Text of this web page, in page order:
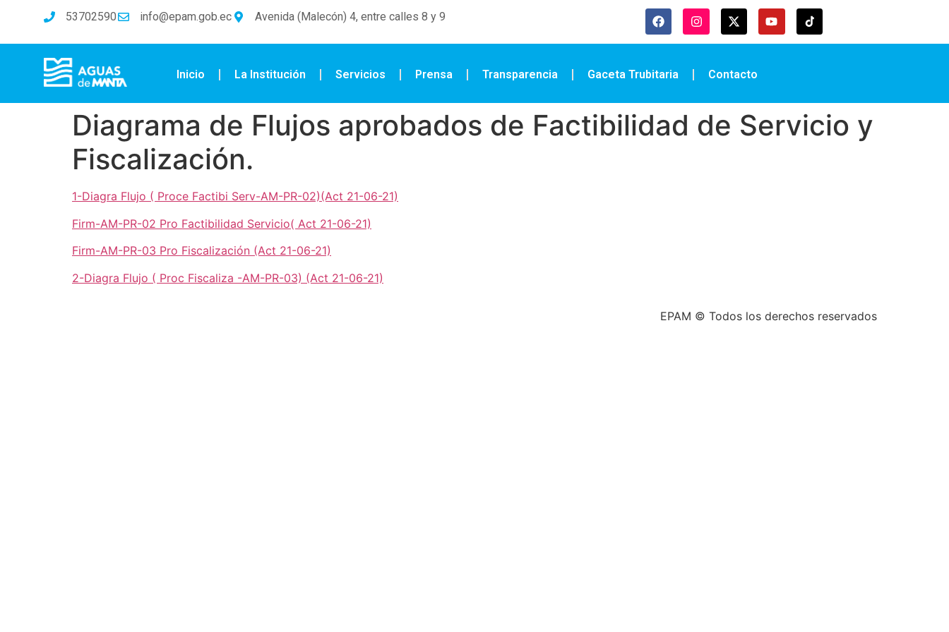
53702590 info@epam.gob.ec Avenida (Malecón) 4, entre calles 8 y 9
Inicio La Institución Servicios Prensa Transparencia Gaceta Trubitaria Contacto
Diagrama de Flujos aprobados de Factibilidad de Servicio y
Fiscalización.
1-Diagra Flujo ( Proce Factibi Serv-AM-PR-02)(Act 21-06-21)
Firm-AM-PR-02 Pro Factibilidad Servicio( Act 21-06-21)
Firm-AM-PR-03 Pro Fiscalización (Act 21-06-21)
2-Diagra Flujo ( Proc Fiscaliza -AM-PR-03) (Act 21-06-21)
EPAM © Todos los derechos reservados